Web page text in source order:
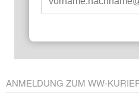
ANMELDUNG ZUM WW-